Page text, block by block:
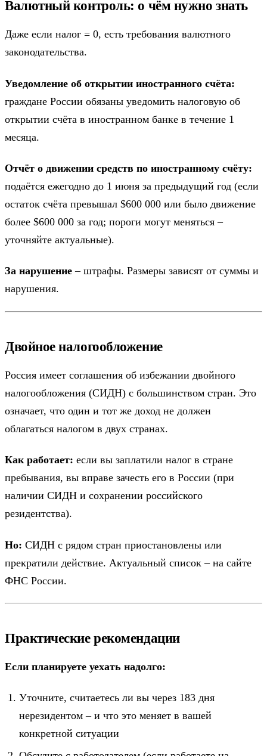
Валютный контроль: о чём нужно знать
Даже если налог = 0, есть требования валютного
законодательства.
Уведомление об открытии иностранного счёта:
граждане России обязаны уведомить налоговую об
открытии счёта в иностранном банке в течение 1
месяца.
Отчёт о движении средств по иностранному счёту:
подаётся ежегодно до 1 июня за предыдущий год (если
остаток счёта превышал $600 000 или было движение
более $600 000 за год; пороги могут меняться –
уточняйте актуальные).
За нарушение – штрафы. Размеры зависят от суммы и
нарушения.
Двойное налогообложение
Россия имеет соглашения об избежании двойного
налогообложения (СИДН) с большинством стран. Это
означает, что один и тот же доход не должен
облагаться налогом в двух странах.
Как работает: если вы заплатили налог в стране
пребывания, вы вправе зачесть его в России (при
наличии СИДН и сохранении российского
резидентства).
Но: СИДН с рядом стран приостановлены или
прекратили действие. Актуальный список – на сайте
ФНС России.
Практические рекомендации
Если планируете уехать надолго:
Уточните, считаетесь ли вы через 183 дня
нерезидентом – и что это меняет в вашей
конкретной ситуации